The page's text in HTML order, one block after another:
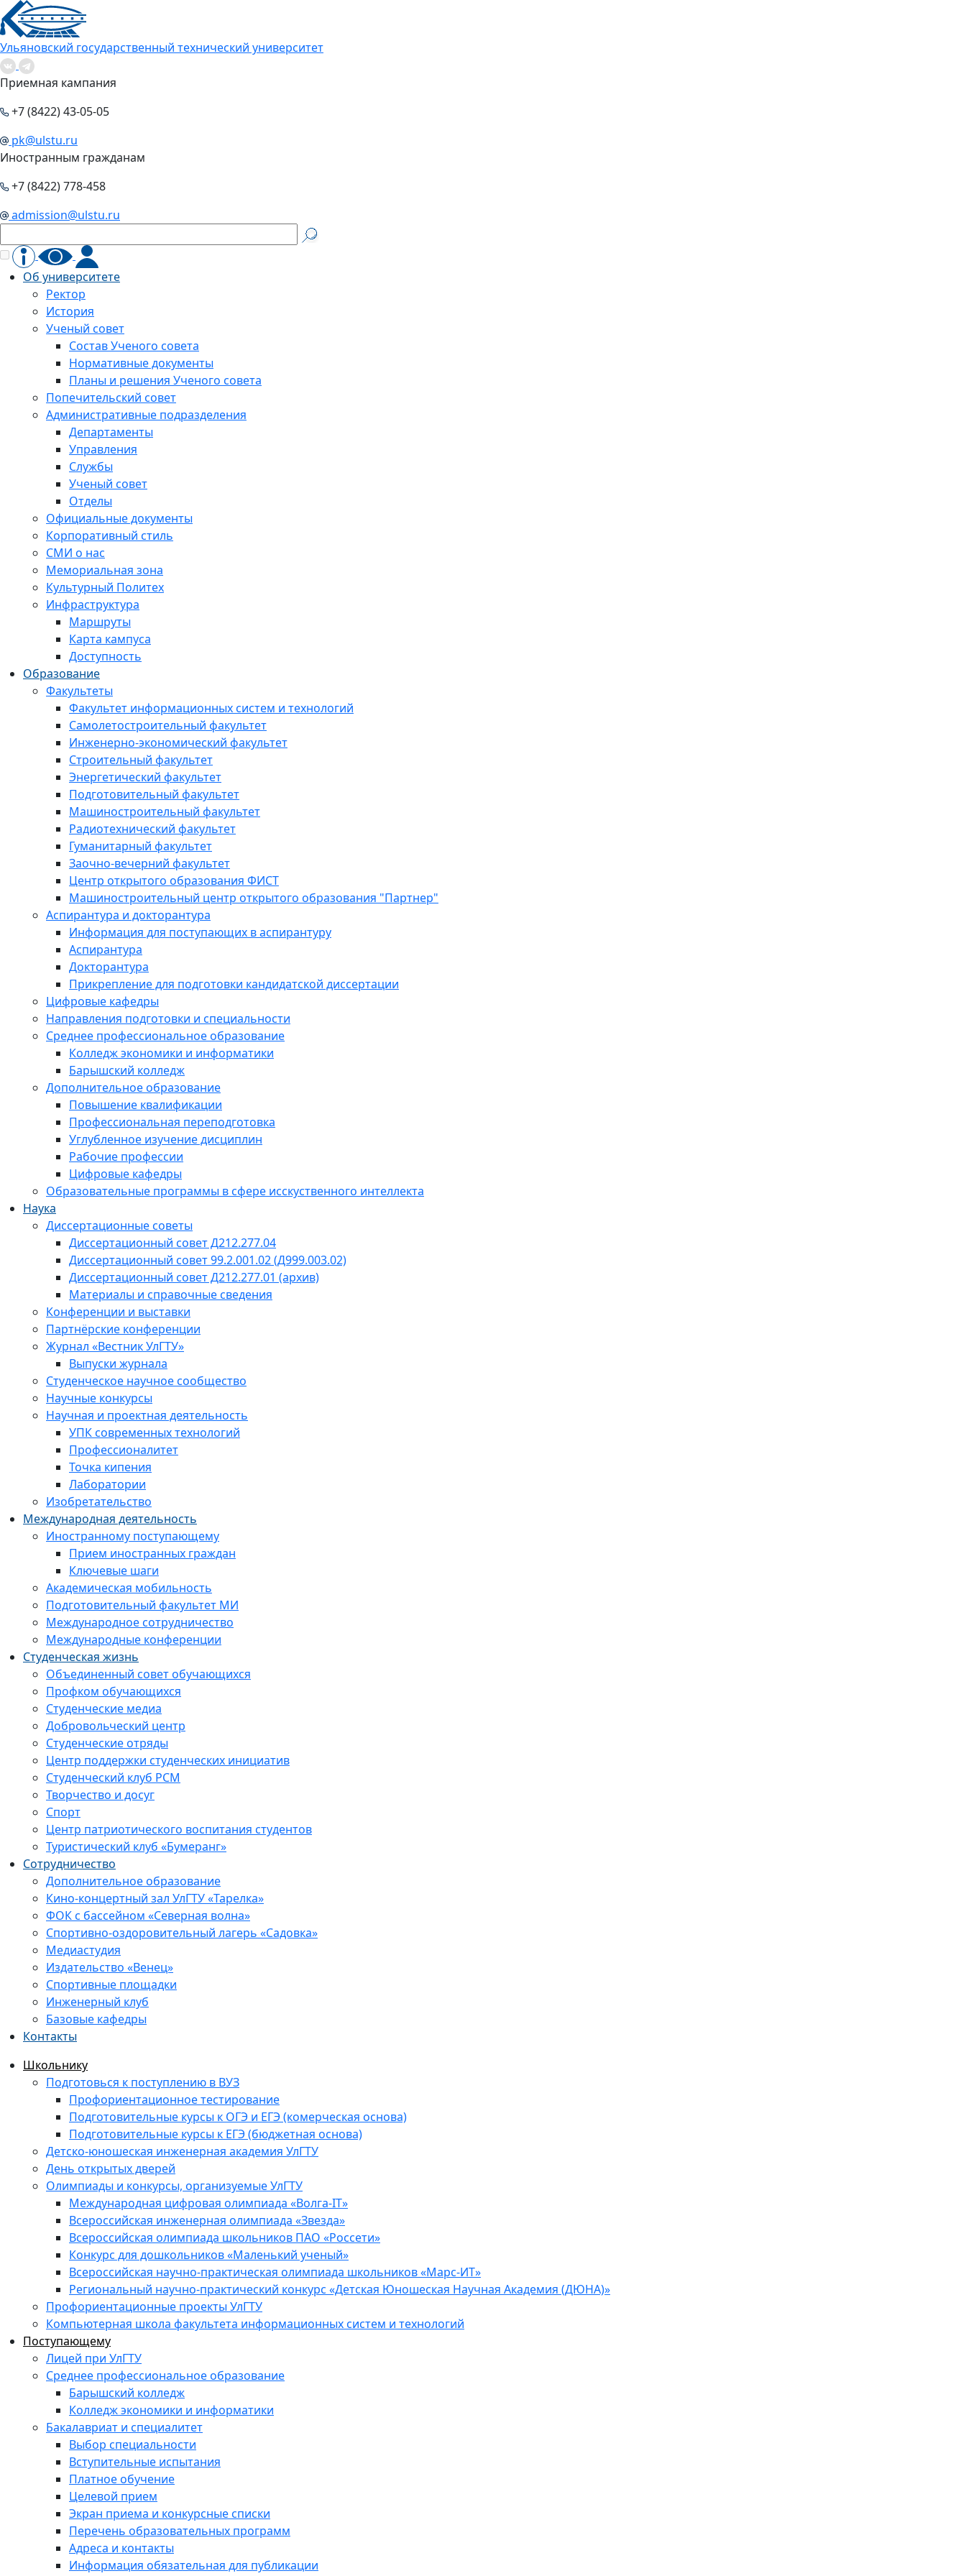
Ульяновский государственный технический университет
Приемная кампания
+7 (8422) 43-05-05
pk@ulstu.ru
Иностранным гражданам
+7 (8422) 778-458
admission@ulstu.ru
Об университете
Ректор
История
Ученый совет
Состав Ученого совета
Нормативные документы
Планы и решения Ученого совета
Попечительский совет
Административные подразделения
Департаменты
Управления
Службы
Ученый совет
Отделы
Официальные документы
Корпоративный стиль
СМИ о нас
Мемориальная зона
Культурный Политех
Инфраструктура
Маршруты
Карта кампуса
Доступность
Образование
Факультеты
Факультет информационных систем и технологий
Самолетостроительный факультет
Инженерно-экономический факультет
Строительный факультет
Энергетический факультет
Подготовительный факультет
Машиностроительный факультет
Радиотехнический факультет
Гуманитарный факультет
Заочно-вечерний факультет
Центр открытого образования ФИСТ
Машиностроительный центр открытого образования "Партнер"
Аспирантура и докторантура
Информация для поступающих в аспирантуру
Аспирантура
Докторантура
Прикрепление для подготовки кандидатской диссертации
Цифровые кафедры
Направления подготовки и специальности
Среднее профессиональное образование
Колледж экономики и информатики
Барышский колледж
Дополнительное образование
Повышение квалификации
Профессиональная переподготовка
Углубленное изучение дисциплин
Рабочие профессии
Цифровые кафедры
Образовательные программы в сфере исскуственного интеллекта
Наука
Диссертационные советы
Диссертационный совет Д212.277.04
Диссертационный совет 99.2.001.02 (Д999.003.02)
Диссертационный совет Д212.277.01 (архив)
Материалы и справочные сведения
Конференции и выставки
Партнёрские конференции
Журнал «Вестник УлГТУ»
Выпуски журнала
Студенческое научное сообщество
Научные конкурсы
Научная и проектная деятельность
УПК современных технологий
Профессионалитет
Точка кипения
Лаборатории
Изобретательство
Международная деятельность
Иностранному поступающему
Прием иностранных граждан
Ключевые шаги
Академическая мобильность
Подготовительный факультет МИ
Международное сотрудничество
Международные конференции
Студенческая жизнь
Объединенный совет обучающихся
Профком обучающихся
Студенческие медиа
Добровольческий центр
Студенческие отряды
Центр поддержки студенческих инициатив
Студенческий клуб РСМ
Творчество и досуг
Спорт
Центр патриотического воспитания студентов
Туристический клуб «Бумеранг»
Сотрудничество
Дополнительное образование
Кино-концертный зал УлГТУ «Тарелка»
ФОК с бассейном «Северная волна»
Спортивно-оздоровительный лагерь «Садовка»
Медиастудия
Издательство «Венец»
Спортивные площадки
Инженерный клуб
Базовые кафедры
Контакты
Школьнику
Подготовься к поступлению в ВУЗ
Профориентационное тестирование
Подготовительные курсы к ОГЭ и ЕГЭ (комерческая основа)
Подготовительные курсы к ЕГЭ (бюджетная основа)
Детско-юношеская инженерная академия УлГТУ
День открытых дверей
Олимпиады и конкурсы, организуемые УлГТУ
Международная цифровая олимпиада «Волга-IT»
Всероссийская инженерная олимпиада «Звезда»
Всероссийская олимпиада школьников ПАО «Россети»
Конкурс для дошкольников «Маленький ученый»
Всероссийская научно-практическая олимпиада школьников «Марс-ИТ»
Региональный научно-практический конкурс «Детская Юношеская Научная Академия (ДЮНА)»
Профориентационные проекты УлГТУ
Компьютерная школа факультета информационных систем и технологий
Поступающему
Лицей при УлГТУ
Среднее профессиональное образование
Барышский колледж
Колледж экономики и информатики
Бакалавриат и специалитет
Выбор специальности
Вступительные испытания
Платное обучение
Целевой прием
Экран приема и конкурсные списки
Перечень образовательных программ
Адреса и контакты
Информация обязательная для публикации